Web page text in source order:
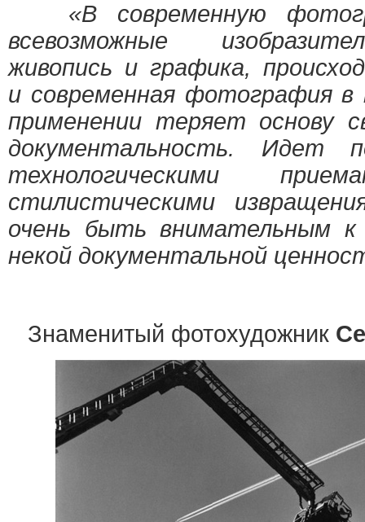
«В современную
всевозможные
живопись и графика,
и современная фотография в
применении теряет основу
документальность. Идет
технологическими
стилистическими
очень быть внимательным
некой документальной
Знаменитый фотохудожник